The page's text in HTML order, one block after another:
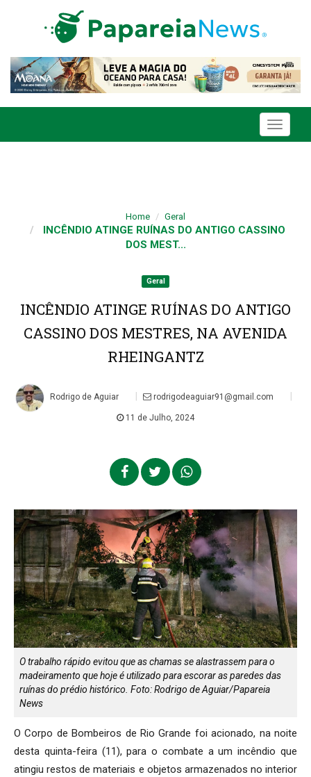
Toggle
Home Geral
INCÊNDIO ATINGE RUÍNAS DO ANTIGO CASSINO
DOS MEST...
Geral
INCÊNDIO ATINGE RUÍNAS DO ANTIGO
CASSINO DOS MESTRES, NA AVENIDA
RHEINGANTZ
Rodrigo de Aguiar rodrigodeaguiar91@gmail.com
11 de Julho, 2024
O trabalho rápido evitou que as chamas se alastrassem para o
madeiramento que hoje é utilizado para escorar as paredes das
ruínas do prédio histórico. Foto: Rodrigo de Aguiar/Papareia
News
O Corpo de Bombeiros de Rio Grande foi acionado, na noite
desta quinta-feira (11), para o combate a um incêndio que
atingiu restos de materiais e objetos armazenados no interior